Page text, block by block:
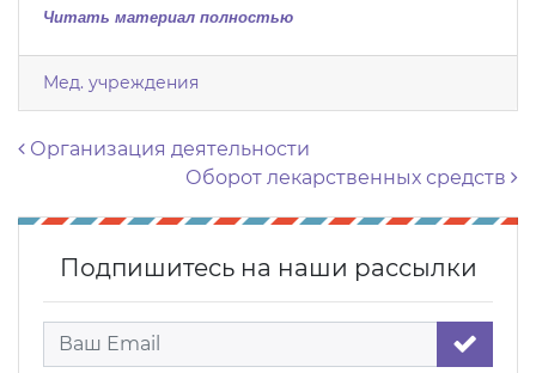
Читать материал полностью
Мед. учреждения
Навигация по записям
Организация деятельности
Оборот лекарственных средств
Подпишитесь на наши рассылки